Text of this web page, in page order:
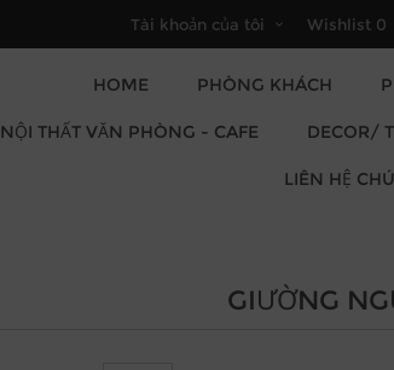
Tài khoản của tôi Wishlist 0
HOME PHÒNG KHÁCH
NỘI THẤT VĂN PHÒNG - CAFE DECOR/
LIÊN HỆ
GIƯỜNG